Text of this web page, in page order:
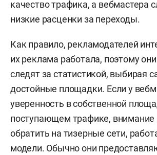
качество трафика, а вебмастера
низкие расценки за переходы.
Как правило, рекламодателей
их реклама работала, поэтому
следят за статистикой, выбирая
достойные площадки. Если у
уверенность в собственной
поступающем трафике,
обратить на тизерные сети,
модели. Обычно они